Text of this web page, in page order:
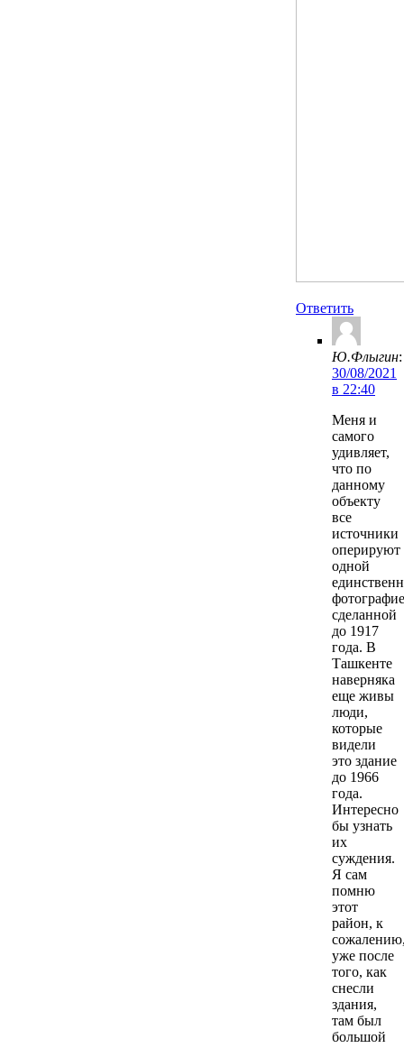
Ответить
Ю.Флыгин:
30/08/2021
в 22:40
Меня и
самого
удивляет,
что по
данному
объекту
все
источники
оперируют
одной
сделанной
до 1917
года. В
Ташкенте
наверняка
еще живы
люди,
которые
видели
это здание
до 1966
года.
Интересно
бы узнать
их
суждения.
Я сам
помню
этот
район, к
уже после
того, как
снесли
здания,
там был
большой